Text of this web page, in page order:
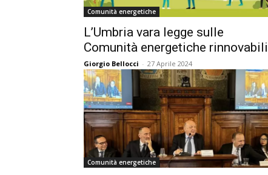
Comunità energetiche
L’Umbria vara legge sulle
Comunità energetiche rinnovabili
Giorgio Bellocci - 27 Aprile 2024
Comunità energetiche